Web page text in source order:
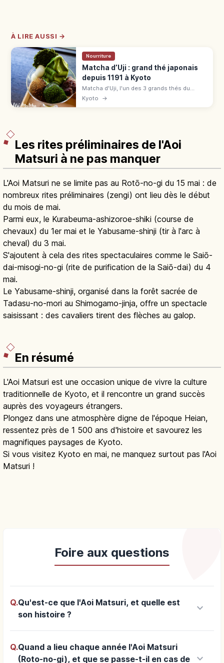
À LIRE AUSSI →
Nourriture
Matcha d’Uji : grand thé japonais
depuis 1191 à Kyoto
Matcha d'Uji, l'un des 3 grands thés du
Japon depuis 1191. Cueillette, parfaits, sites
UNESCO Byōdō-in et Ujigami : guide autour
Kyoto →
Les rites préliminaires de l'Aoi
Matsuri à ne pas manquer
L'Aoi Matsuri ne se limite pas au Rotō-no-gi du 15 mai : de
nombreux rites préliminaires (zengi) ont lieu dès le début
du mois de mai.
Parmi eux, le Kurabeuma-ashizoroe-shiki (course de
chevaux) du 1er mai et le Yabusame-shinji (tir à l'arc à
cheval) du 3 mai.
S'ajoutent à cela des rites spectaculaires comme le Saiō-
dai-misogi-no-gi (rite de purification de la Saiō-dai) du 4
mai.
Le Yabusame-shinji, organisé dans la forêt sacrée de
Tadasu-no-mori au Shimogamo-jinja, offre un spectacle
saisissant : des cavaliers tirent des flèches au galop.
En résumé
L'Aoi Matsuri est une occasion unique de vivre la culture
traditionnelle de Kyoto, et il rencontre un grand succès
auprès des voyageurs étrangers.
Plongez dans une atmosphère digne de l'époque Heian,
ressentez près de 1 500 ans d'histoire et savourez les
magnifiques paysages de Kyoto.
Si vous visitez Kyoto en mai, ne manquez surtout pas l'Aoi
Matsuri !
Foire aux questions
Q.Qu'est-ce que l'Aoi Matsuri, et quelle est
son histoire ?
keyboard_arrow_down
Q.Quand a lieu chaque année l'Aoi Matsuri
(Roto-no-gi), et que se passe-t-il en cas de
keyboard_arrow_down